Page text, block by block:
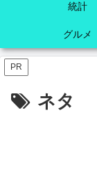
統計
グルメ
PR
ネタ